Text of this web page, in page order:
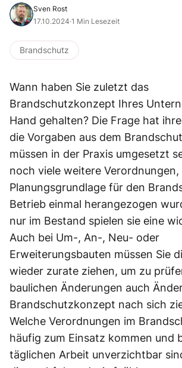
Sven Rost
17.10.2024·1 Min Lesezeit
Brandschutz
Wann haben Sie zuletzt das
Brandschutzkonzept Ihres
Hand gehalten? Die Frage hat
die Vorgaben aus dem
müssen in der Praxis umgesetzt
noch viele weitere Verordnungen,
Planungsgrundlage für den
Betrieb einmal herangezogen
nur im Bestand spielen sie eine
Auch bei Um-, An-, Neu- oder
Erweiterungsbauten müssen Sie
wieder zurate ziehen, um zu
baulichen Änderungen auch
Brandschutzkonzept nach sich
Welche Verordnungen im
häufig zum Einsatz kommen und
täglichen Arbeit unverzichtbar